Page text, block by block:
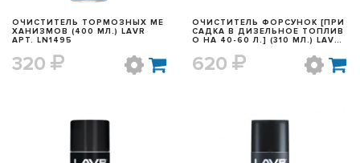
ОЧИСТИТЕЛЬ ТОРМОЗНЫХ МЕ
ХАНИЗМОВ (400 МЛ.) LAVR
АРТ. LN1495
320
ОЧИСТИТЕЛЬ ФОРСУНОК [ПРИ
САДКА В ДИЗЕЛЬНОЕ ТОПЛИВ
О НА 40-60 Л.] (310 МЛ.) LAVR
620